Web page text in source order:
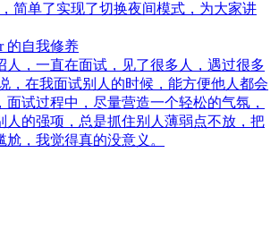
简单了实现了切换夜间模式，为大家讲
的自我修养
人，一直在面试，见了很多人，遇过很多
，在我面试别人的时候，能方便他人都会
面试过程中，尽量营造一个轻松的气氛，
人的强项，总是抓住别人薄弱点不放，把
尬，我觉得真的没意义。